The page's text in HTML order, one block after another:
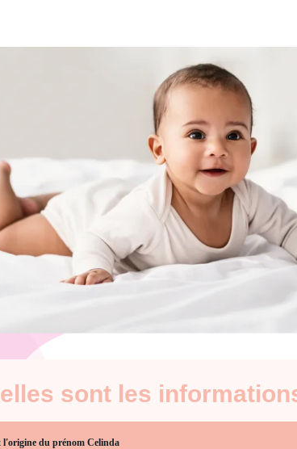
sont les
l'origine du prénom Celinda